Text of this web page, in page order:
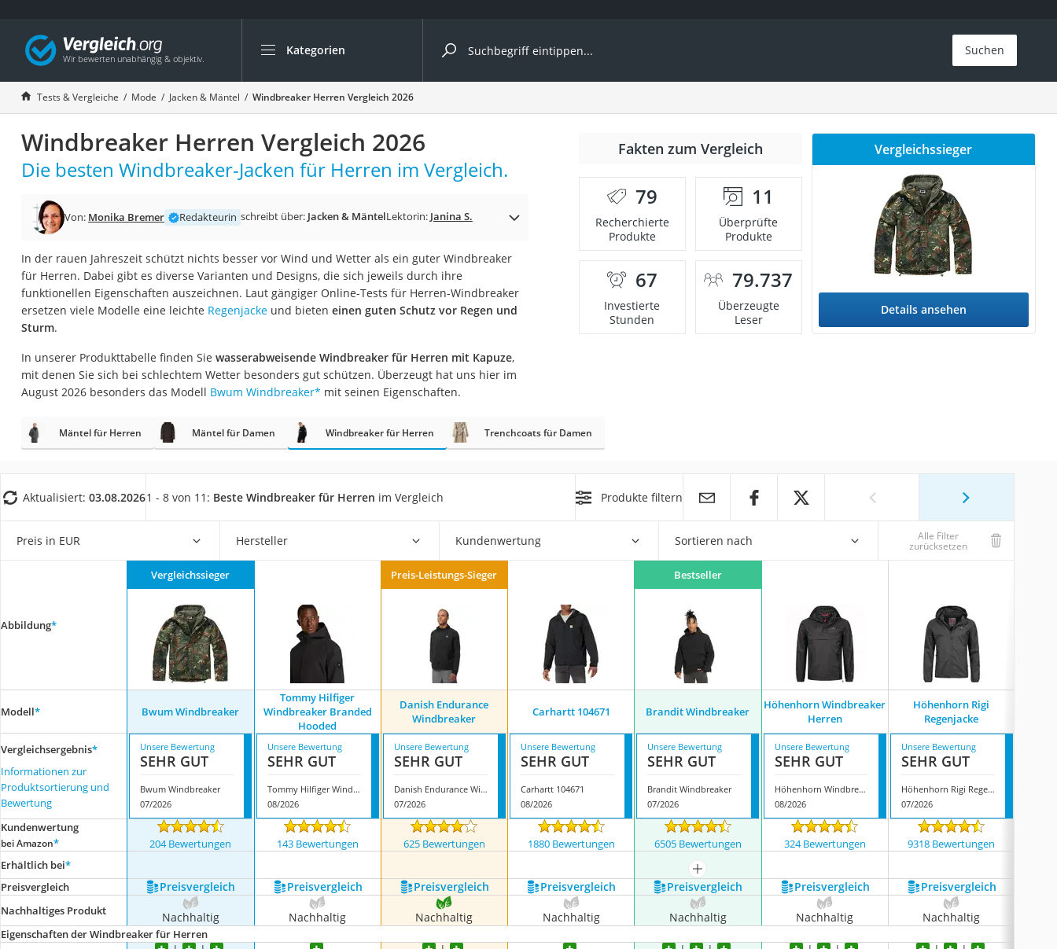
Kategorien
Die beliebtesten Vergleiche nach Kategorie
Mode
Boxershorts
Cellulite-Leggings
Herrensocken
Hausschuhe Herren
Suunto-Uhr
Überzieh-Sonnenbrille
RFID-Blocker
Geldbörse Herren
Knirps-Regenschirm
RFID-Schutzkarte
Lederhose
Bademantel Herren
Beheizbare Handschuhe
Gesundheitsschuhe
Suchen
Tests & Vergleiche Mode Jacken & Mäntel Windbreaker Herren Vergleich 2026
Windbreaker Herren Vergleich 2026
Die besten Windbreaker-Jacken für Herren im Vergleich.
Von: Monika Bremer Redakteurin schreibt über: Jacken & MäntelLektorin: Janina S.
In der rauen Jahreszeit schützt nichts besser vor Wind und Wetter als ein guter Windbreaker
für Herren. Dabei gibt es diverse Varianten und Designs, die sich jeweils durch ihre
funktionellen Eigenschaften auszeichnen. Laut gängiger Online-Tests für Herren-Windbreaker
ersetzen viele Modelle eine leichte Regenjackeund bieten einen guten Schutz vor Regen und
Sturm.
In unserer Produkttabelle finden Sie wasserabweisende Windbreaker für Herren mit Kapuze,
mit denen Sie sich bei schlechtem Wetter besonders gut schützen. Überzeugt hat uns hier im
August 2026 besonders das Modell Bwum Windbreaker* mit seinen Eigenschaften.
Fakten zum Vergleich
79
Recherchierte
Produkte
11
Überprüfte
Produkte
67
Investierte
Stunden
79.737
Überzeugte
Leser
Vergleichssieger
Details ansehen
Mäntel für Herren Mäntel für Damen Windbreaker für Herren Trenchcoats für Damen
Aktualisiert: 03.08.20261 - 8 von 11: Beste Windbreaker für Herren im Vergleich Produkte filtern
Preis in EUR Hersteller Kundenwertung Sortieren nach Alle Filter
zurücksetzen
Abbildung*
Vergleichssieger Preis-Leistungs-Sieger Bestseller
Modell* Bwum Windbreaker
Tommy Hilfiger
Windbreaker Branded
Hooded
Danish Endurance
Windbreaker
Carhartt 104671 Brandit Windbreaker
Höhenhorn Windbreaker
Herren
Höhenhorn Rigi
Regenjacke
Vergleichsergebnis*
Informationen zur
Produktsortierung und
Bewertung
Unsere Bewertung
SEHR GUT
Bwum Windbreaker
07/2026
Unsere Bewertung
SEHR GUT
Tommy Hilfiger Windbreaker Branded Hooded
08/2026
Unsere Bewertung
SEHR GUT
Danish Endurance Windbreaker
07/2026
Unsere Bewertung
SEHR GUT
Carhartt 104671
08/2026
Unsere Bewertung
SEHR GUT
Brandit Windbreaker
07/2026
Unsere Bewertung
SEHR GUT
Höhenhorn Windbreaker Herren
08/2026
Unsere Bewertung
SEHR GUT
Höhenhorn Rigi Regenjacke
07/2026
Kundenwertung
bei Amazon* 204 Bewertungen 143 Bewertungen 625 Bewertungen 1880 Bewertungen 6505 Bewertungen 324 Bewertungen 9318 Bewertungen
Erhältlich bei*
mehr anzeigen
Preis­vergleich
Preis­vergleich Preis­vergleich Preis­vergleich Preis­vergleich Preis­vergleich Preis­vergleich Preis­vergleich
Nachhaltiges Produkt Nachhaltig Nachhaltig Nachhaltig Nachhaltig Nachhaltig Nachhaltig Nachhaltig
Eigenschaften der Windbreaker für Herren